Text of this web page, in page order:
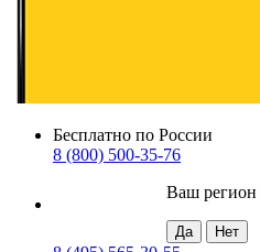
Бесплатно по России
8 (800) 500-35-76
Ваш регион